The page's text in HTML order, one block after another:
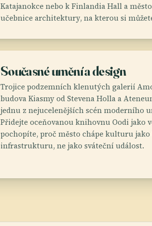
Katajanokce nebo k Finlandia Hall a
učebnice architektury, na kterou si
Současné umění a design
Trojice podzemních klenutých galerií
budova Kiasmy od Stevena Holla a
jednu z nejucelenějších scén moderního
Přidejte oceňovanou knihovnu Oodi jako
pochopíte, proč město chápe kulturu jako
infrastrukturu, ne jako sváteční událost.